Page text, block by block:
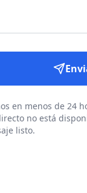
en menos de 24
no está
listo.